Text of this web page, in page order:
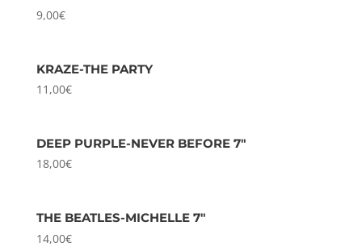
9,00€
KRAZE-THE PARTY
11,00€
DEEP PURPLE-NEVER BEFORE 7″
18,00€
THE BEATLES-MICHELLE 7″
14,00€